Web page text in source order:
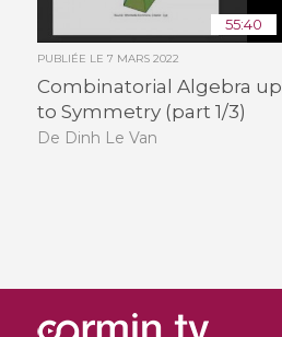
55:40
PUBLIÉE LE 7 MARS 2022
Combinatorial Algebra up
to Symmetry (part 1/3)
De Dinh Le Van